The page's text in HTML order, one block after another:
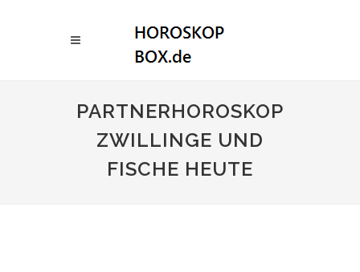
PARTNERHOROSKOP
ZWILLINGE UND
FISCHE HEUTE